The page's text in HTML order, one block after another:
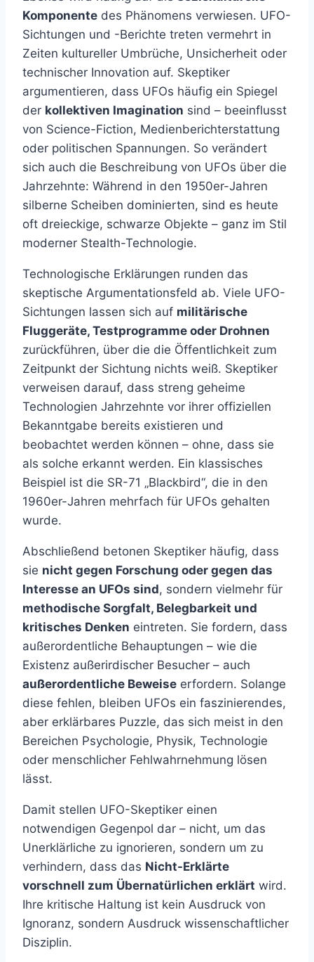
Komponente des Phänomens verwiesen. UFO-
Sichtungen und -Berichte treten vermehrt in
Zeiten kultureller Umbrüche, Unsicherheit oder
technischer Innovation auf. Skeptiker
argumentieren, dass UFOs häufig ein Spiegel
der kollektiven Imagination sind – beeinflusst
von Science-Fiction, Medienberichterstattung
oder politischen Spannungen. So verändert
sich auch die Beschreibung von UFOs über die
Jahrzehnte: Während in den 1950er-Jahren
silberne Scheiben dominierten, sind es heute
oft dreieckige, schwarze Objekte – ganz im Stil
moderner Stealth-Technologie.
Technologische Erklärungen runden das
skeptische Argumentationsfeld ab. Viele UFO-
Sichtungen lassen sich auf militärische
Fluggeräte, Testprogramme oder Drohnen
zurückführen, über die die Öffentlichkeit zum
Zeitpunkt der Sichtung nichts weiß. Skeptiker
verweisen darauf, dass streng geheime
Technologien Jahrzehnte vor ihrer offiziellen
Bekanntgabe bereits existieren und
beobachtet werden können – ohne, dass sie
als solche erkannt werden. Ein klassisches
Beispiel ist die SR-71 „Blackbird“, die in den
1960er-Jahren mehrfach für UFOs gehalten
wurde.
Abschließend betonen Skeptiker häufig, dass
sie nicht gegen Forschung oder gegen das
Interesse an UFOs sind, sondern vielmehr für
methodische Sorgfalt, Belegbarkeit und
kritisches Denken eintreten. Sie fordern, dass
außerordentliche Behauptungen – wie die
Existenz außerirdischer Besucher – auch
außerordentliche Beweise erfordern. Solange
diese fehlen, bleiben UFOs ein faszinierendes,
aber erklärbares Puzzle, das sich meist in den
Bereichen Psychologie, Physik, Technologie
oder menschlicher Fehlwahrnehmung lösen
lässt.
Damit stellen UFO-Skeptiker einen
notwendigen Gegenpol dar – nicht, um das
Unerklärliche zu ignorieren, sondern um zu
verhindern, dass das Nicht-Erklärte
vorschnell zum Übernatürlichen erklärt wird.
Ihre kritische Haltung ist kein Ausdruck von
Ignoranz, sondern Ausdruck wissenschaftlicher
Disziplin.